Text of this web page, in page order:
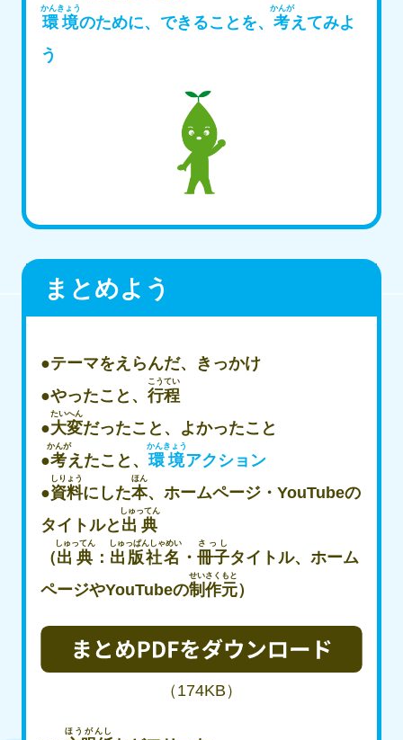
環境
かんきょう
のために、できることを、 考
かんが
えてみよ
う
まとめよう
●テーマをえらんだ、きっかけ
●やったこと、 行程
こうてい
●大変
たいへん
だったこと、よかったこと
●考
かんが
えたこと、 環境
かんきょう
アクション
●資料
しりょう
にした本
ほん
、ホームページ・YouTubeの
タイトルと出典
しゅってん
（出典
しゅってん
： 出版社名
しゅっぱんしゃめい
・ 冊子
さっし
タイトル、ホーム
ページやYouTubeの制作元
せいさくもと
）
（174KB）
ほうがんし